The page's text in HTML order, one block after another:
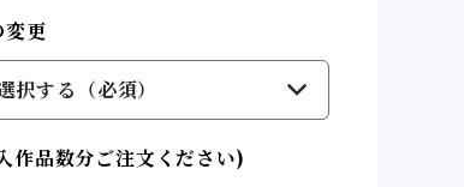
変更
択する（必須）
作品数分ご注文ください)